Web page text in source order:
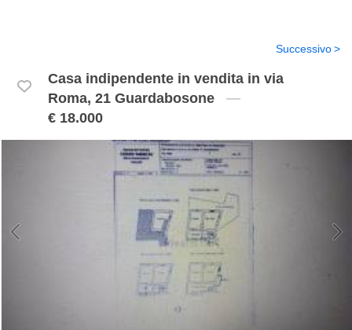
Casa indipendente in vendita in via
Roma, 21 Guardabosone
€ 18.000
Successivo